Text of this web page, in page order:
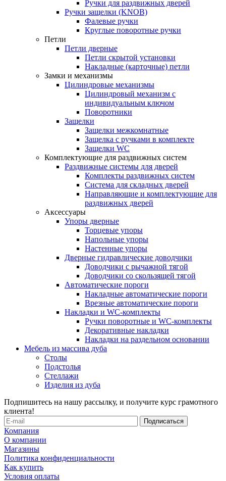
Ручки для раздвижных дверей
Ручки защелки (KNOB)
Фалевые ручки
Круглые поворотные ручки
Петли
Петли дверные
Петли скрытой установки
Накладные (карточные) петли
Замки и механизмы
Цилиндровые механизмы
Цилиндровый механизм с
индивидуальным ключом
Поворотники
Защелки
Защелки межкомнатные
Защелка с ручками в комплекте
Защелки WC
Комплектующие для раздвижных систем
Раздвижные системы для дверей
Комплекты раздвижных систем
Система для складных дверей
Направляющие и комплектующие для
раздвижных дверей
Аксессуары
Упоры дверные
Торцевые упоры
Напольные упоры
Настенные упоры
Дверные гидравлические доводчики
Доводчики с рычажной тягой
Доводчики со скользящей тягой
Автоматические пороги
Накладные автоматические пороги
Врезные автоматические пороги
Накладки и WC-комплекты
Ручки поворотные и WC-комплекты
Декоративные накладки
Накладки на раздельном основании
Мебель из массива дуба
Столы
Подстолья
Стеллажи
Изделия из дуба
Подпишитесь на нашу рассылку, и получите курс грамотного
клиента!
Компания
О компании
Магазины
Политика конфиденциальности
Как купить
Условия оплаты